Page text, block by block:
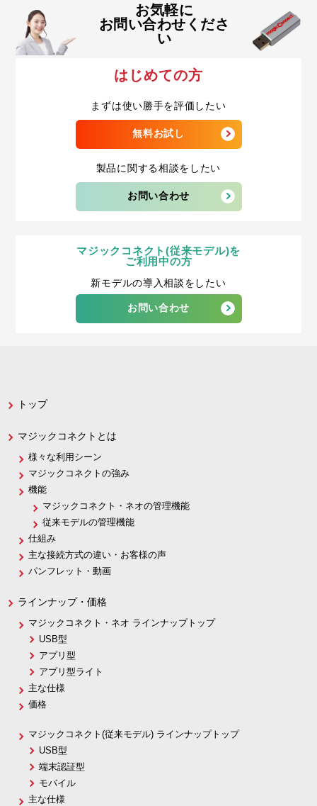
お気軽に
お問い合わせくださ
い
はじめての方
まずは使い勝手を評価したい
無料お試し
製品に関する相談をしたい
お問い合わせ
マジックコネクト(従来モデル)を
ご利用中の方
新モデルの導入相談をしたい
お問い合わせ
トップ
マジックコネクトとは
様々な利用シーン
マジックコネクトの強み
機能
マジックコネクト・ネオの管理機能
従来モデルの管理機能
仕組み
主な接続方式の違い・お客様の声
パンフレット・動画
ラインナップ・価格
マジックコネクト・ネオ ラインナップトップ
USB型
アプリ型
アプリ型ライト
主な仕様
価格
マジックコネクト(従来モデル) ラインナップトップ
USB型
端末認証型
モバイル
主な仕様